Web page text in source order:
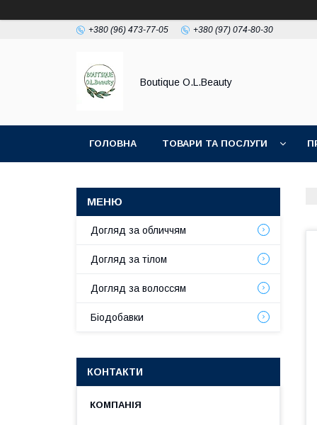
+380 (96) 473-77-05 +380 (97) 074-80-30
Boutique O.L.Beauty
ГОЛОВНА ТОВАРИ ТА ПОСЛУГИ
Догляд за обличчям
Догляд за тілом
Догляд за волоссям
Біодобавки
КОНТАКТИ